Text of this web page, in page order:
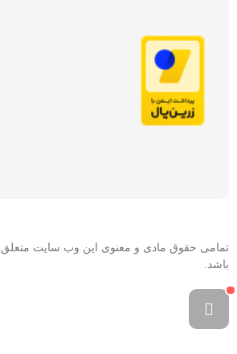
تمامی حقوق مادی و معنوی این وب سایت متعلق
باشد.